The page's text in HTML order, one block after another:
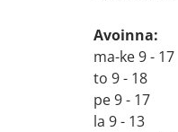
Avoinna:
ma-ke 9 - 17
to 9 - 18
pe 9 - 17
la 9 - 13